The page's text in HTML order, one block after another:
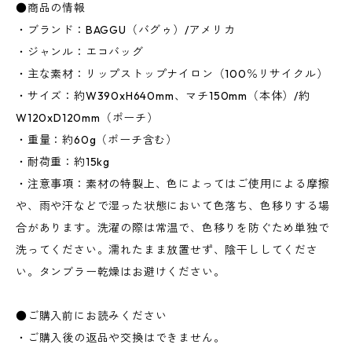
●商品の情報
・ブランド：BAGGU（バグゥ）/アメリカ
・ジャンル：エコバッグ
・主な素材：リップストップナイロン（100％リサイクル）
・サイズ：約W390xH640mm、マチ150mm（本体）/約
W120xD120mm（ポーチ）
・重量：約60g（ポーチ含む）
・耐荷重：約15kg
・注意事項：素材の特製上、色によってはご使用による摩擦
や、雨や汗などで湿った状態において色落ち、色移りする場
合があります。洗濯の際は常温で、色移りを防ぐため単独で
洗ってください。濡れたまま放置せず、陰干ししてくださ
い。タンブラー乾燥はお避けください。
●ご購入前にお読みください
・ご購入後の返品や交換はできません。